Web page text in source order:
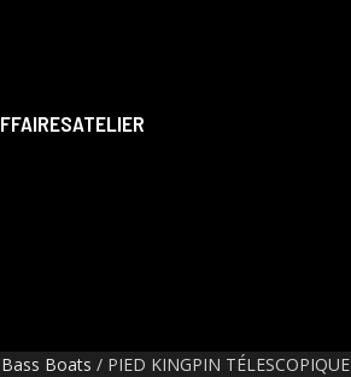
ATELIER
Boats
PIED KINGPIN TÉLESCOPIQUE